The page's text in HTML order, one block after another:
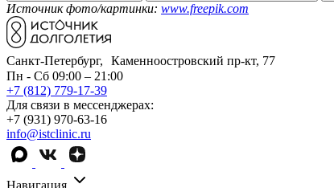
Источник фото/картинки: www.freepik.com
Санкт-Петербург, Каменноостровский пр-кт, 77
Пн - Сб 09:00 – 21:00
+7 (812) 779-17-39
Для связи в мессенджерах:
+7 (931) 970-63-16
info@istclinic.ru
Навигация